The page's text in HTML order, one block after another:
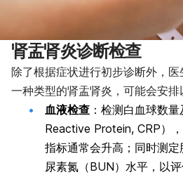
肾盂肾炎诊断检查
除了根据症状进行初步诊断外，
一种类型的肾盂肾炎，可能会安排
血液检查 ：检测白血球数
Reactive Protein, CRP）
指标通常会升高；同时测
尿素氮（BUN）水平，以评